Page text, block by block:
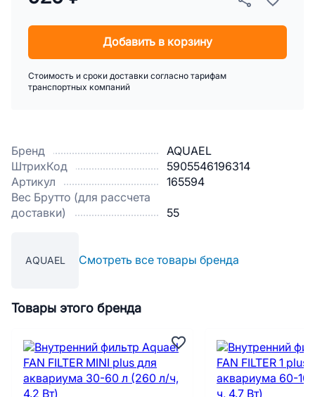
Бренд
AQUAEL
ШтрихКод
5905546196314
Артикул
165594
Вес Брутто (для рассчета
доставки)
55
AQUAEL Смотреть все товары бренда
Добавить в корзину
Стоимость и сроки доставки согласно тарифам
транспортных компаний
Товары этого бренда